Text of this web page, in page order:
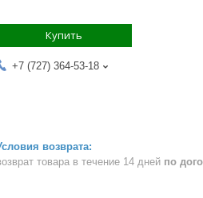
Купить
+7 (727) 364-53-18
товара в течение 14 дней по